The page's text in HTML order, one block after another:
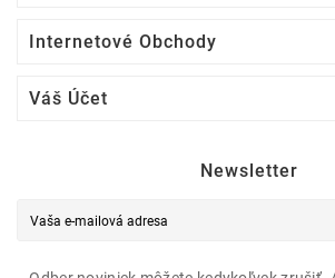
Internetové Obchody
Váš Účet
Newsletter